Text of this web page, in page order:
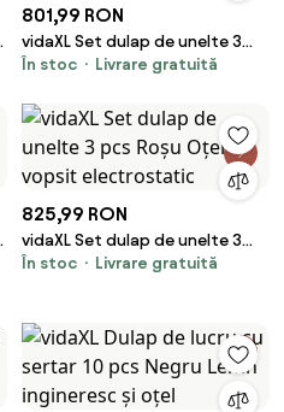
801,99 RON
vidaXL Set dulap de unelte 3
pcs Negru Oțel vopsit
În stoc Livrare gratuită
825,99 RON
vidaXL Set dulap de unelte 3
pcs Roșu Oțel vopsit
În stoc Livrare gratuită